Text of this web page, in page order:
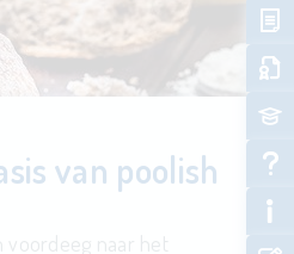
van poolish